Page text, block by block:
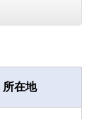
所在地